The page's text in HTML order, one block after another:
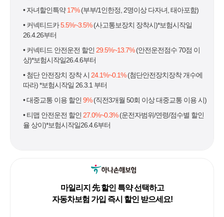
• 자녀할인특약17%(부부/1인한정, 2명이상 다자녀, 태아포함)
• 커넥티드카5.5%~3.5%(사고통보장치 장착시)*보험시작일
26.4.26부터
• 커넥티드 안전운전 할인 29.5%~13.7%(안전운전점수 70점 이
상)*보험시작일26.4.6부터
• 첨단 안전장치 장착 시 24.1%~0.1%(첨단안전장치장착 개수에
따라) *보험시작일 26.3.1 부터
• 대중교통 이용 할인 9%(직전3개월 50회 이상 대중교통 이용 시)
• 티맵 안전운전 할인 27.0%~0.3%(운전자범위/연령/점수별 할인
율 상이)*보험시작일26.4.6부터
마일리지 先 할인 특약 선택하고
자동차보험 가입 즉시 할인 받으세요!